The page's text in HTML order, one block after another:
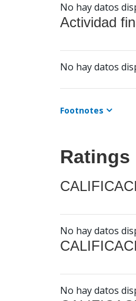
No hay datos
Actividad
No hay datos
Footnotes
Ratings
No hay datos
No hay datos